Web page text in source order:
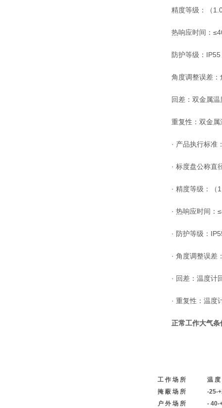
精度等级：（1.0
热响应时间：
防护等级：IP55
角度调整误差：
回差：双金属温
重复性：双金属温
· 产品执行标准
· 标度盘公称直
· 精度等级：（
· 热响应时间：
· 防护等级：
· 角度调整误差：
· 回差：温度计回
· 重复性：温度计
正常工作大气条
工 作 场 所
温
掩 蔽 场 所
-25-
户 外 场 所
- 40-